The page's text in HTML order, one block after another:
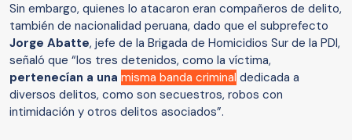
Sin embargo, quienes lo atacaron eran compañeros de delito,
también de nacionalidad peruana, dado que el subprefecto
Jorge Abatte, jefe de la Brigada de Homicidios Sur de la PDI,
señaló que “los tres detenidos, como la víctima,
pertenecían a una misma banda criminal dedicada a
diversos delitos, como son secuestros, robos con
intimidación y otros delitos asociados”.